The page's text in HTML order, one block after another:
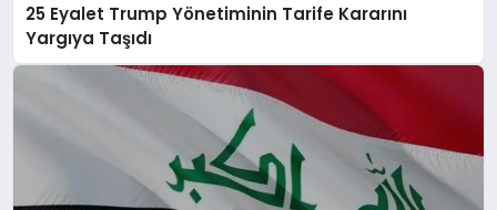
25 Eyalet Trump Yönetiminin Tarife Kararını
Yargıya Taşıdı